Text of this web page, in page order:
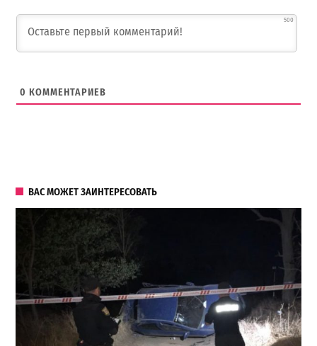
500
0 КОММЕНТАРИЕВ
ВАС МОЖЕТ ЗАИНТЕРЕСОВАТЬ